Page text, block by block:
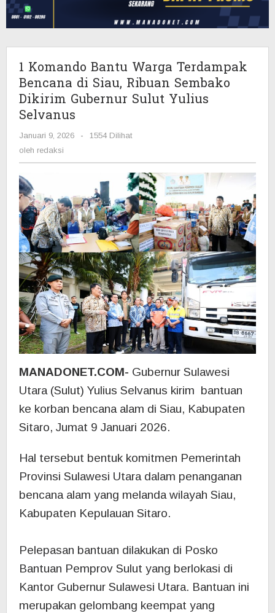
Bencana
di
Ribuan
Dikirim
Gubernur
Sulut
‎1 Komando Bantu Warga Terdampak
Bencana di Siau, Ribuan Sembako
Dikirim Gubernur Sulut Yulius
Selvanus
Januari 9, 2026
oleh
-
1554 Dilihat
oleh redaksi
MANADONET.COM- Gubernur Sulawesi
Utara (Sulut) Yulius Selvanus kirim bantuan
ke korban bencana alam di Siau, Kabupaten
Sitaro, Jumat 9 Januari 2026.
‎Hal tersebut bentuk komitmen Pemerintah
Provinsi Sulawesi Utara dalam penanganan
bencana alam yang melanda wilayah Siau,
Kabupaten Kepulauan Sitaro.
‎Pelepasan bantuan dilakukan di Posko
Bantuan Pemprov Sulut yang berlokasi di
Kantor Gubernur Sulawesi Utara. Bantuan ini
merupakan gelombang keempat yang